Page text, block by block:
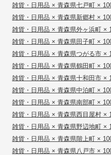
雑貨・日用品 × 青森県七戸町 ×
雑貨・日用品 × 青森県新郷村 ×
雑貨・日用品 × 青森県外ヶ浜町 ×
雑貨・日用品 × 青森県田子町 ×
雑貨・日用品 × 青森県つがる市 ×
雑貨・日用品 × 青森県鶴田町 ×
雑貨・日用品 × 青森県十和田市 ×
雑貨・日用品 × 青森県中泊町 ×
雑貨・日用品 × 青森県南部町 ×
雑貨・日用品 × 青森県西目屋村 ×
雑貨・日用品 × 青森県野辺地町 ×
雑貨・日用品 × 青森県階上町 ×
雑貨・日用品 × 青森県八戸市 ×